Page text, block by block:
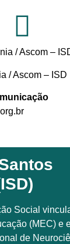
/ Ascom –
/ Ascom – ISD
Social
(MEC) e
de